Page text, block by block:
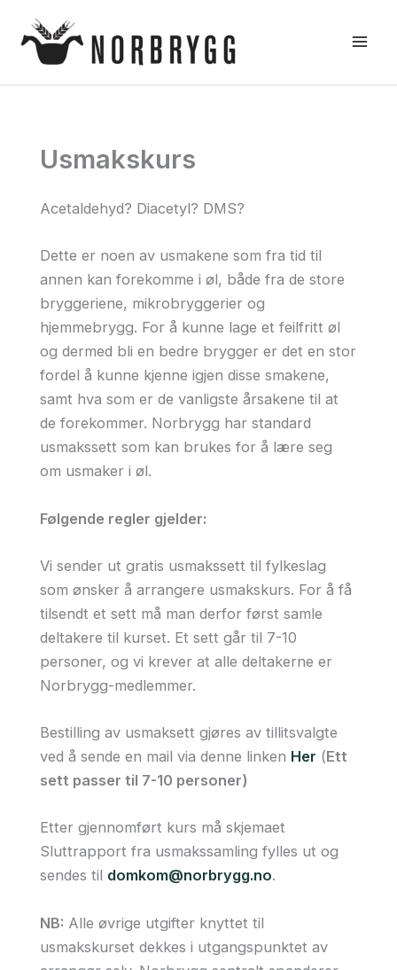
rett
Usmakskurs
Acetaldehyd? Diacetyl? DMS?
Dette er noen av usmakene som fra tid til
annen kan forekomme i øl, både fra de store
bryggeriene, mikrobryggerier og
hjemmebrygg. For å kunne lage et feilfritt øl
og dermed bli en bedre brygger er det en stor
fordel å kunne kjenne igjen disse smakene,
samt hva som er de vanligste årsakene til at
de forekommer. Norbrygg har standard
usmakssett som kan brukes for å lære seg
om usmaker i øl.
Følgende regler gjelder:
Vi sender ut gratis usmakssett til fylkeslag
som ønsker å arrangere usmakskurs. For å få
tilsendt et sett må man derfor først samle
deltakere til kurset. Et sett går til 7-10
personer, og vi krever at alle deltakerne er
Norbrygg-medlemmer.
Bestilling av usmaksett gjøres av tillitsvalgte
ved å sende en mail via denne linken Her (Ett
sett passer til 7-10 personer)
Etter gjennomført kurs må skjemaet
Sluttrapport fra usmakssamling fylles ut og
sendes til domkom@norbrygg.no.
NB: Alle øvrige utgifter knyttet til
usmakskurset dekkes i utgangspunktet av